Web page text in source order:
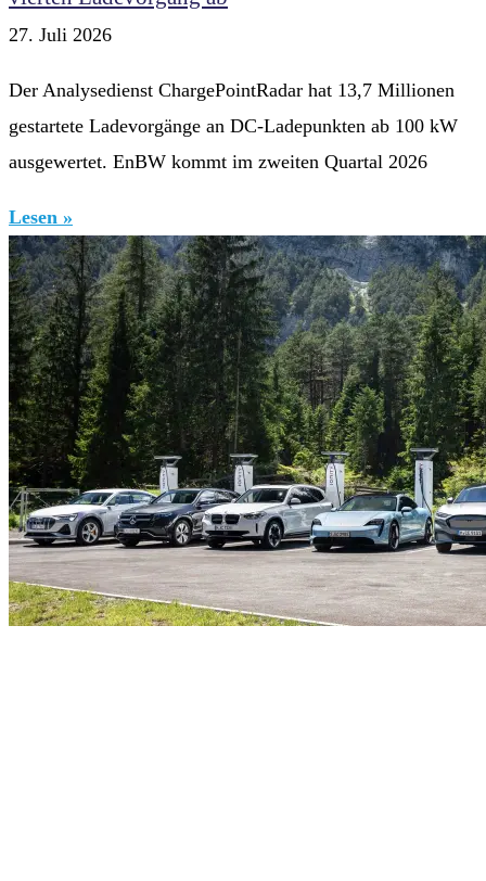
27. Juli 2026
Der Analysedienst ChargePointRadar hat 13,7 Millionen
gestartete Ladevorgänge an DC-Ladepunkten ab 100 kW
ausgewertet. EnBW kommt im zweiten Quartal 2026
Lesen »